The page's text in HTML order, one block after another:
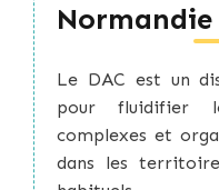
Normandie
Le DAC est un
pour fluidifier
complexes et
dans les